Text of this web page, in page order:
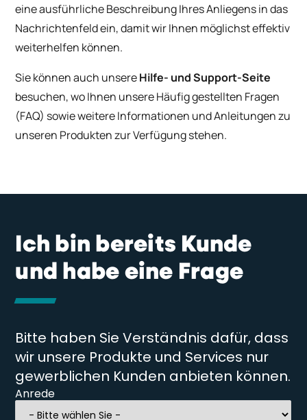
eine ausführliche Beschreibung Ihres Anliegens in das
Nachrichtenfeld ein, damit wir Ihnen möglichst effektiv
weiterhelfen können.
Sie können auch unsereHilfe- und Support-Seite
besuchen, wo Ihnen unsere Häufig gestellten Fragen
(FAQ) sowie weitere Informationen und Anleitungen zu
unseren Produkten zur Verfügung stehen.
Ich bin bereits Kunde
und habe eine Frage